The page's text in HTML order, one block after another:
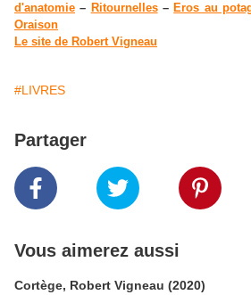
d'anatomie – Ritournelles– Eros au
Oraison
Le site de Robert Vigneau
#LIVRES
Partager
Vous aimerez aussi
Cortège, Robert Vigneau (2020)